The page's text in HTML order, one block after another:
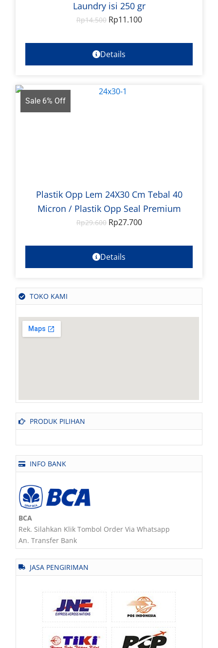
Laundry isi 250 gr
Rp14.500 Rp11.100
Details
Sale 6% Off
Plastik Opp Lem 24X30 Cm Tebal 40
Micron / Plastik Opp Seal Premium
Rp29.600 Rp27.700
Details
TOKO KAMI
PRODUK PILIHAN
INFO BANK
BCA
Rek. Silahkan Klik Tombol Order Via Whatsapp
An. Transfer Bank
JASA PENGIRIMAN